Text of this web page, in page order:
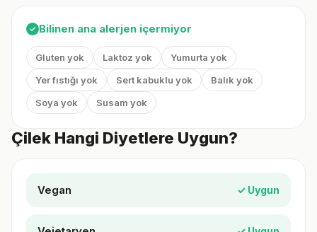
✓ Bilinen ana alerjen içermiyor
Gluten yok Laktoz yok
Yumurta yok
Yer fıstığı yok
Sert kabuklu yok
Balık yok
Soya yok
Susam yok
Çilek Hangi Diyetlere Uygun?
Vegan ✓ Uygun